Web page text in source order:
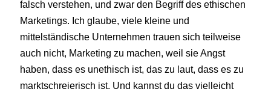
falsch verstehen, und zwar den Begriff des ethischen
Marketings. Ich glaube, viele kleine und
mittelständische Unternehmen trauen sich teilweise
auch nicht, Marketing zu machen, weil sie Angst
haben, dass es unethisch ist, das zu laut, dass es zu
marktschreierisch ist. Und kannst du das vielleicht